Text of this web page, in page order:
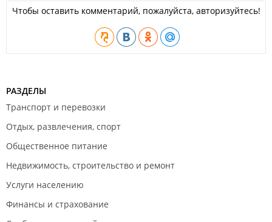
Чтобы оставить комментарий, пожалуйста, авторизуйтесь!
РАЗДЕЛЫ
Транспорт и перевозки
Отдых, развлечения, спорт
Общественное питание
Недвижимость, строительство и ремонт
Услуги населению
Финансы и страхование